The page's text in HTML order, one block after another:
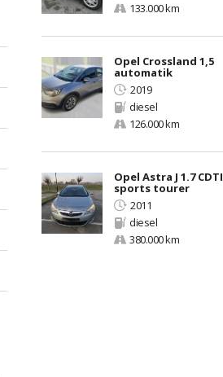
133.000 km
Opel Crossland 1,5
automatik
2019
diesel
126.000 km
Opel Astra J 1.7 CDTI
sports tourer
2011
diesel
380.000 km